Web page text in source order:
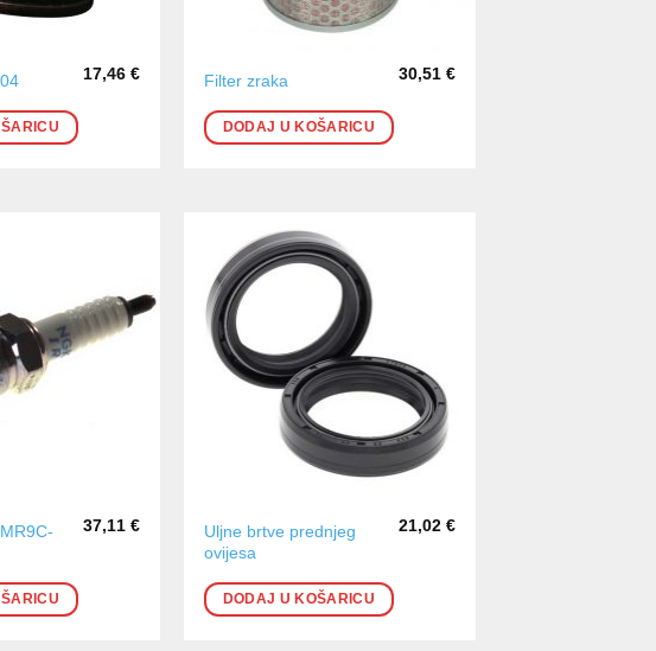
17,46 € Filter zraka 30,51 €
DODAJ U KOŠARICU
37,11 €
Uljne brtve prednjeg
ovijesa
21,02 €
DODAJ U KOŠARICU